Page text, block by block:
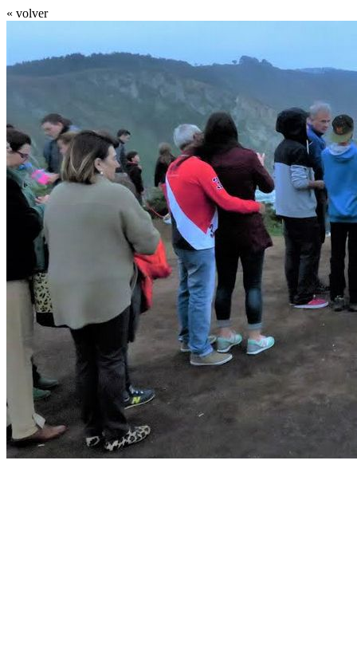
« volver